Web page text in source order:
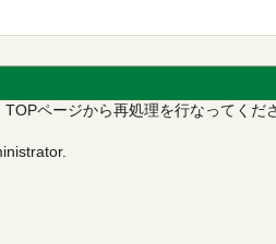
TOPページから再処理を行なってくだ